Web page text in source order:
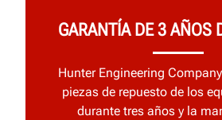
GARANTÍA DE 3 AÑOS
Hunter Engineering
piezas de repuesto de los
durante tres años y la